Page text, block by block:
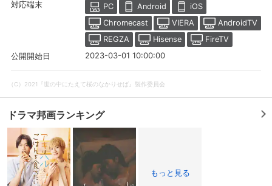
対応端末 PC Android
iOS
Chromecast
VIERA
AndroidTV
REGZA
Hisense
FireTV
公開開始日
2023-03-01 10:00:00
（C）2021『世の中にたえて桜のなかりせば』製作委員会
ドラマ邦画ランキング
もっと見る